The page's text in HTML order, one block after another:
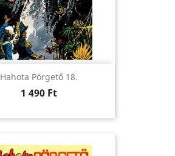
Hahota Pörgető 18.
Ár
1 490 Ft